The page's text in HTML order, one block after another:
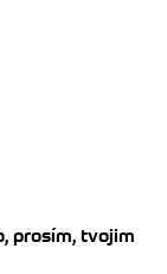
prosím, tvojim